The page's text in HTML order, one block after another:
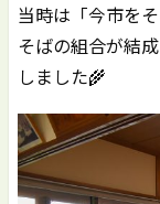
当時は「今市を
そばの組合が結
しました🌾